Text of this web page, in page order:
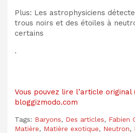
Plus: Les astrophysiciens
trous noirs et des étoiles à
certains
.
Vous pouvez lire l’article original
bloggizmodo.com
Tags: Baryons, Des articles, Fabien
Matière, Matière exotique, Neutron,